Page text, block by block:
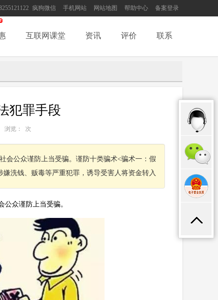
疯狗微信 手机网站 网站地图 帮助中心 备案登录
互联网课堂 资讯 评价 联系
犯罪手段
浏览： 次
会公众谨防上当受骗。谨防十类骗术<骗术一：假
洗钱、贩毒等严重犯罪，诱导受害人将资金转入
众谨防上当受骗。